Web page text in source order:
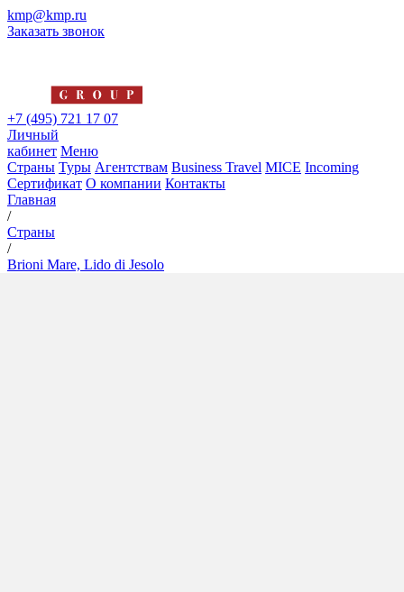
kmp@kmp.ru
Заказать звонок
+7 (495) 721 17 07
Личный
кабинет Меню
Страны Туры Агентствам Business Travel MICE Incoming
Сертификат О компании Контакты
Главная
/
Страны
/
Brioni Mare, Lido di Jesolo